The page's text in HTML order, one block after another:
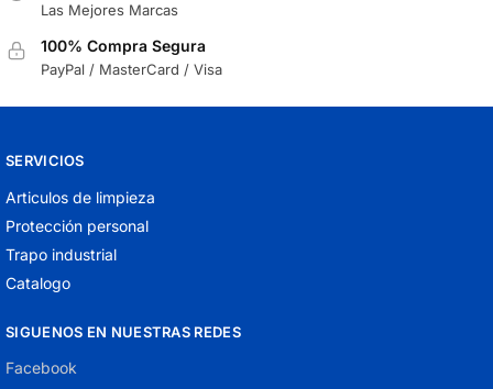
Las Mejores Marcas
100% Compra Segura
PayPal / MasterCard / Visa
SERVICIOS
Articulos de limpieza
Protección personal
Trapo industrial
Catalogo
SIGUENOS EN NUESTRAS REDES
Facebook